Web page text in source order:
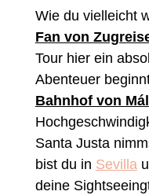
Wie du vielleicht
Fan von
Tour hier ein
Abenteuer
Bahnhof von
Santa Justa
bist du in Sevilla
deine